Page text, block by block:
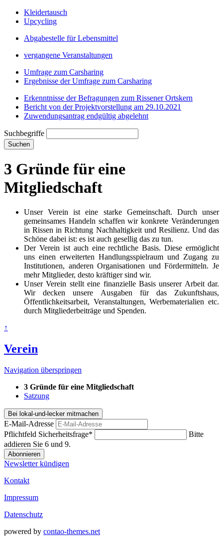
Kleidertausch
Upcycling
Abgabestelle für Lebensmittel
vergangene Veranstaltungen
Umfrage zum Carsharing
Ergebnisse der Umfrage zum Carsharing
Erkenntnisse der Befragungen zum Rissener Ortskern
Bericht von der Projektvorstellung am 29.10.2021
Zuwendungsantrag endgültig abgelehnt
Suchbegriffe
Suchen
3 Gründe für eine
Mitgliedschaft
Unser Verein ist eine starke Gemeinschaft. Durch unser
gemeinsames Handeln schaffen wir konkrete Veränderungen
in Rissen in Richtung Nachhaltigkeit und Resilienz. Und das
Schöne dabei ist: es ist auch gesellig das zu tun.
Der Verein ist auch eine rechtliche Basis. Diese ermöglicht
uns einen erweiterten Handlungsspielraum und Zugang zu
Institutionen, anderen Organisationen und Fördermitteln. Je
mehr Mitglieder, desto kräftiger sind wir.
Unser Verein stellt eine finanzielle Basis unserer Arbeit dar.
Wir decken unsere Ausgaben für das Zukunftshaus,
Öffentlichkeitsarbeit, Veranstaltungen, Werbematerialien etc.
durch Mitgliederbeiträge und Spenden.
↑
Verein
Navigation überspringen
3 Gründe für eine Mitgliedschaft
Satzung
Bei lokal-und-lecker mitmachen
E-Mail-Adresse
Pflichtfeld Sicherheitsfrage*
Bitte
addieren Sie 6 und 9.
Abonnieren
Newsletter kündigen
Kontakt
Impressum
Datenschutz
powered by contao-themes.net